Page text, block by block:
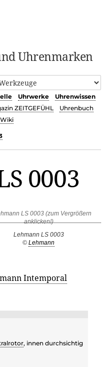
Uhrenmarken
Uhrwerke
Uhrenwissen
ZEITGEFÜHL
Uhrenbuch
0003
Lehmann LS 0003
© Lehmann
Intemporal
, innen durchsichtig